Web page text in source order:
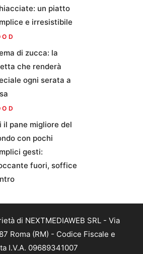
un piatto
e irresistibile
di zucca: la
che renderà
ogni serata a
il pane migliore del
con pochi
gesti:
fuori, soffice
di NEXTMEDIAWEB SRL - Via
Roma (RM) - Codice Fiscale e
I.V.A. 09689341007